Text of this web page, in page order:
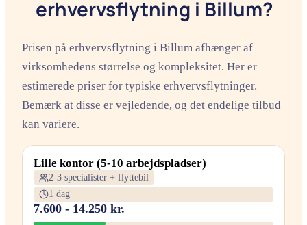
erhvervsflytning i Billum?
Prisen på erhvervsflytning i Billum afhænger af
virksomhedens størrelse og kompleksitet. Her er
estimerede priser for typiske erhvervsflytninger.
Bemærk at disse er vejledende, og det endelige tilbud
kan variere.
Lille kontor (5-10 arbejdspladser)
2-3 specialister + flyttebil
1 dag
7.600 - 14.250 kr.